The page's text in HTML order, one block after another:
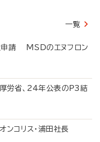
一覧
申請 MSDのエヌフロン
労省、24年公表のP3結
コリス・浦田社長